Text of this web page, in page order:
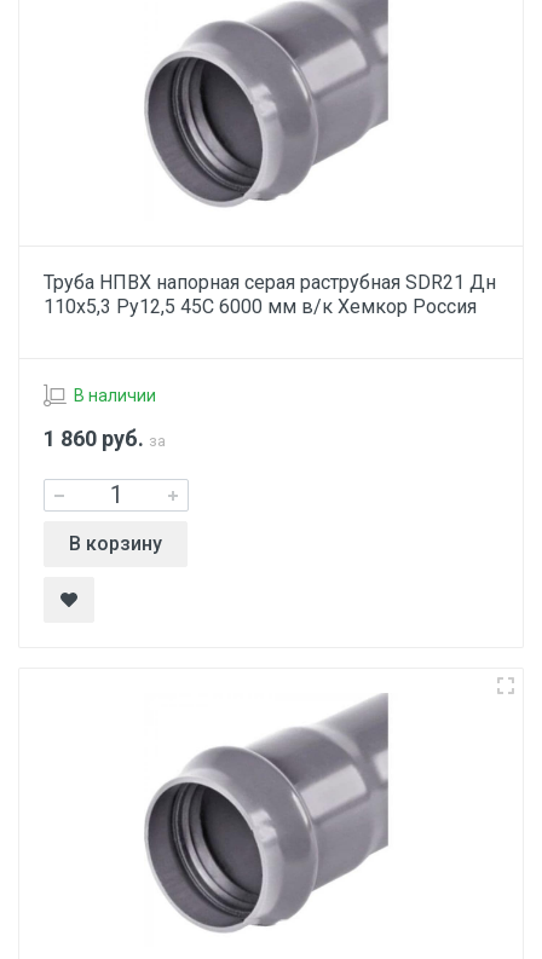
Труба НПВХ напорная серая раструбная SDR21 Дн
110х5,3 Ру12,5 45С 6000 мм в/к Хемкор Россия
В наличии
1 860 руб. за
В корзину